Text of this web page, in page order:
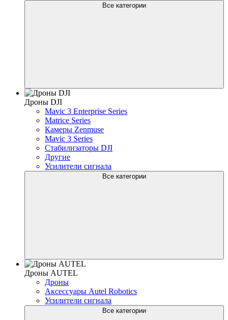
Все категории
Дроны DJI
Mavic 3 Enterprise Series
Matrice Series
Камеры Zenmuse
Mavic 3 Series
Стабилизаторы DJI
Другие
Усилители сигнала
Все категории
Дроны AUTEL
Дроны
Аксессуары Autel Robotics
Усилители сигнала
Все категории